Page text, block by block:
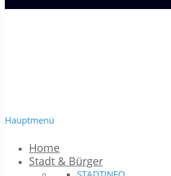
Hauptmenü
Home
Stadt & Bürger